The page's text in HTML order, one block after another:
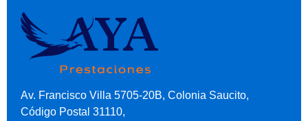
Av. Francisco Villa 5705-20B, Colonia Saucito,
Código Postal 31110,